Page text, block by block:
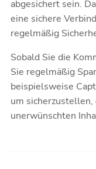
abgesichert sein.
eine sichere
regelmäßig
Sobald Sie die
Sie regelmäßig
beispielsweise
um
unerwünschten